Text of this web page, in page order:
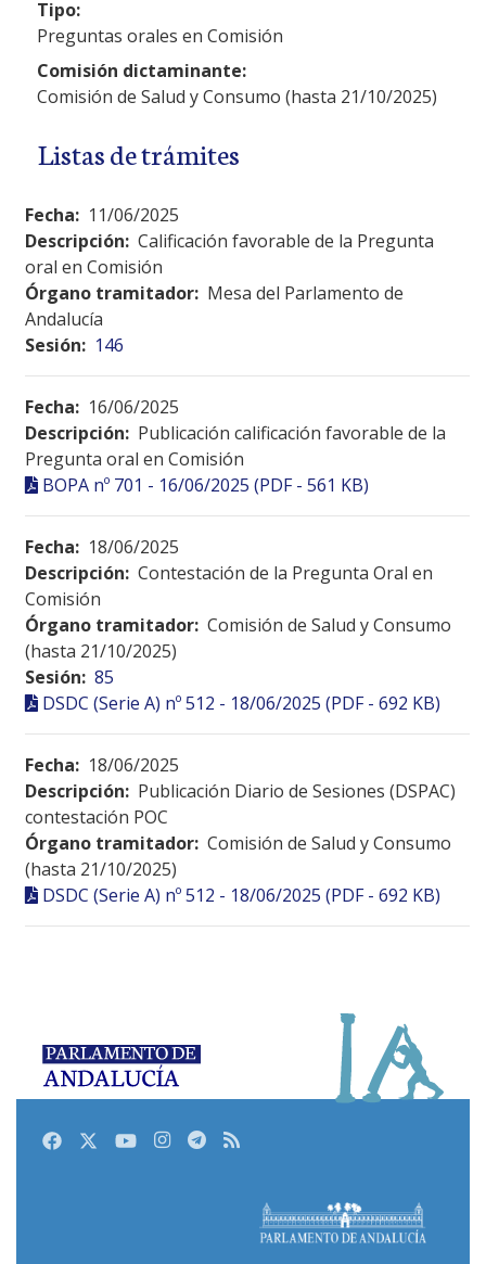
Tipo:
Preguntas orales en Comisión
Comisión dictaminante:
Comisión de Salud y Consumo (hasta 21/10/2025)
Listas de trámites
Fecha: 11/06/2025
Descripción: Calificación favorable de la Pregunta
oral en Comisión
Órgano tramitador: Mesa del Parlamento de
Andalucía
Sesión: 146
Fecha: 16/06/2025
Descripción: Publicación calificación favorable de la
Pregunta oral en Comisión
BOPA nº 701 - 16/06/2025 (PDF - 561 KB)
Fecha: 18/06/2025
Descripción: Contestación de la Pregunta Oral en
Comisión
Órgano tramitador: Comisión de Salud y Consumo
(hasta 21/10/2025)
Sesión: 85
DSDC (Serie A) nº 512 - 18/06/2025 (PDF - 692 KB)
Fecha: 18/06/2025
Descripción: Publicación Diario de Sesiones (DSPAC)
contestación POC
Órgano tramitador: Comisión de Salud y Consumo
(hasta 21/10/2025)
DSDC (Serie A) nº 512 - 18/06/2025 (PDF - 692 KB)
FacebookTwitterYoutubeInstagram
Telegram
RSS